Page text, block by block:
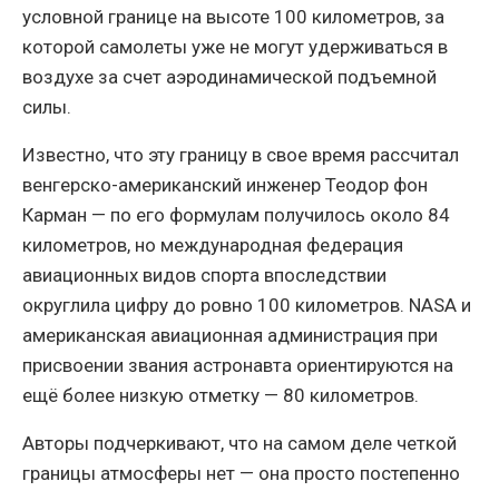
условной границе на высоте 100 километров, за
которой самолеты уже не могут удерживаться в
воздухе за счет аэродинамической подъемной
силы.
Известно, что эту границу в свое время рассчитал
венгерско-американский инженер Теодор фон
Карман — по его формулам получилось около 84
километров, но международная федерация
авиационных видов спорта впоследствии
округлила цифру до ровно 100 километров. NASA и
американская авиационная администрация при
присвоении звания астронавта ориентируются на
ещё более низкую отметку — 80 километров.
Авторы подчеркивают, что на самом деле четкой
границы атмосферы нет — она просто постепенно